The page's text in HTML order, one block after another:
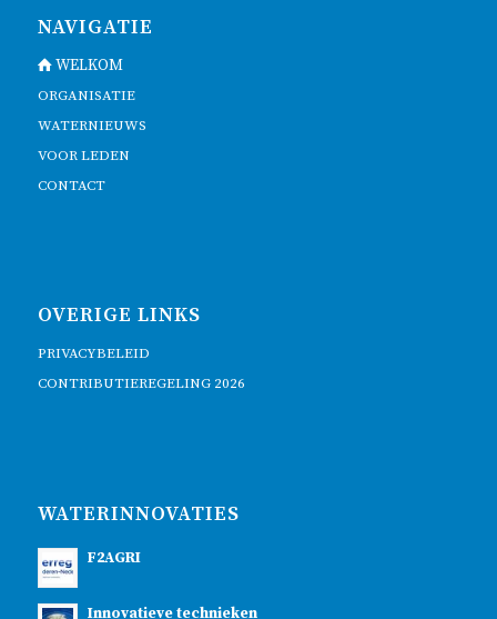
NAVIGATIE
WELKOM
ORGANISATIE
WATERNIEUWS
VOOR LEDEN
CONTACT
OVERIGE LINKS
PRIVACYBELEID
CONTRIBUTIEREGELING 2026
WATERINNOVATIES
F2AGRI
Innovatieve technieken